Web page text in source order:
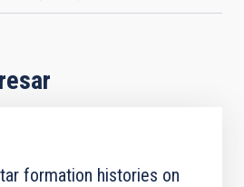
formation histories on